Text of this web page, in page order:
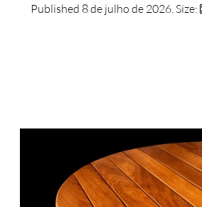
Published 8 de julho de 2026. Size: